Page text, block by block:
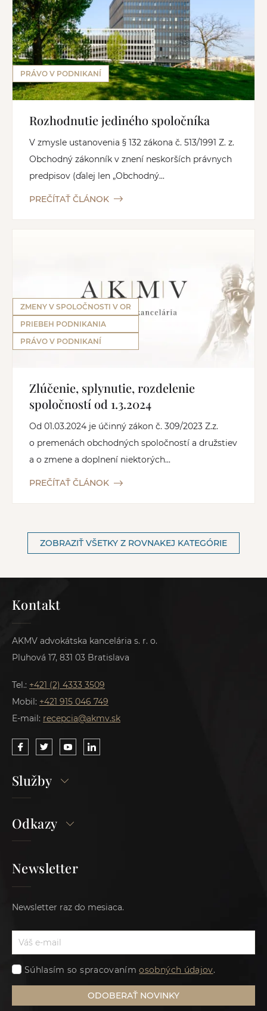
PRÁVO V PODNIKANÍ
Rozhodnutie jediného spoločníka
V zmysle ustanovenia § 132 zákona č. 513/1991 Z. z.
Obchodný zákonník v znení neskorších právnych
predpisov (ďalej len „Obchodný...
PREČÍTAŤ ČLÁNOK
ZMENY V SPOLOČNOSTI V OR
PRIEBEH PODNIKANIA
PRÁVO V PODNIKANÍ
Zlúčenie, splynutie, rozdelenie
spoločností od 1.3.2024
Od 01.03.2024 je účinný zákon č. 309/2023 Z.z.
o premenách obchodných spoločností a družstiev
a o zmene a doplnení niektorých...
PREČÍTAŤ ČLÁNOK
ZOBRAZIŤ VŠETKY Z ROVNAKEJ KATEGÓRIE
Kontakt
AKMV advokátska kancelária s. r. o.
Pluhová 17, 831 03 Bratislava
Tel.: +421 (2) 4333 3509
Mobil: +421 915 046 749
E-mail: recepcia@akmv.sk
Služby
Odkazy
Newsletter
Newsletter raz do mesiaca.
Súhlasím so spracovanímosobných údajov.
ODOBERAŤ NOVINKY